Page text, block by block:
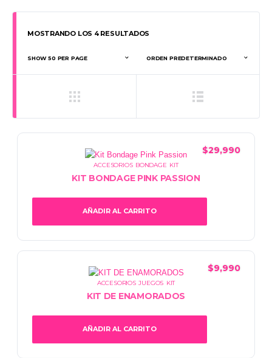
MOSTRANDO LOS 4 RESULTADOS
ACCESORIOS, BONDAGE KIT
KIT BONDAGE PINK PASSION
$29,990
AÑADIR AL CARRITO
ACCESORIOS,JUEGOS KIT
KIT DE ENAMORADOS
$9,990
AÑADIR AL CARRITO